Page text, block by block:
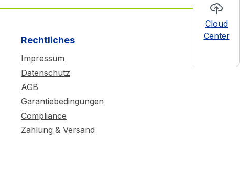
Cloud
Center
Rechtliches
Impressum
Datenschutz
AGB
Garantiebedingungen
Compliance
Zahlung & Versand